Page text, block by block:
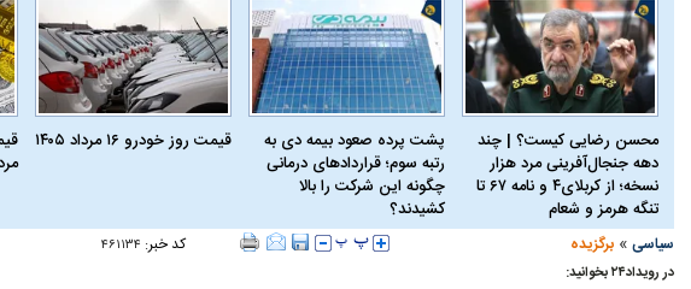
محسن رضایی کیست؟ | چند
دهه جنجال‌آفرینی مرد هزار
نسخه؛ از کربلای۴ و نامه ۶۷ تا
تنگه هرمز و شعام
پشت پرده صعود بیمه دی به
رتبه سوم؛ قراردادهای درمانی
چگونه این شرکت را بالا
کشیدند؟
قیمت روز خودرو ۱۶ مرداد ۱۴۰۵
سیاسی » برگزیده کد خبر: ۴۶۱۱۳۴
در رویداد۲۴ بخوانید: